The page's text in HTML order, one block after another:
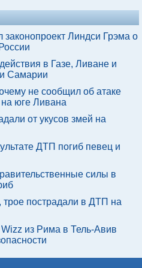
Линдси Грэма о
в Газе, Ливане и
Самарии
не сообщил об атаке
юге Ливана
от укусов змей на
ДТП погиб певец и
силы в
трое пострадали в ДТП на
из Рима в Тель-Авив